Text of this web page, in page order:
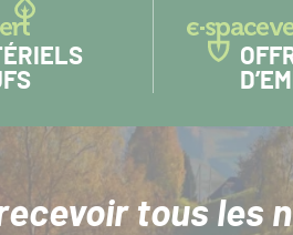
tous les